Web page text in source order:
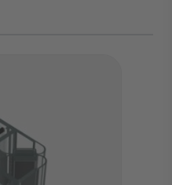
des Karussells ist mit der